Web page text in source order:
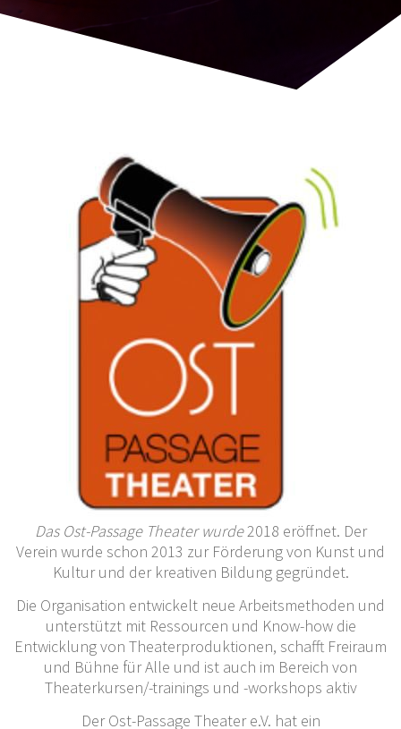
Das Ost-Passage Theater wurde2018 eröffnet. Der
Verein wurde schon 2013 zur Förderung von Kunst und
Kultur und der kreativen Bildung gegründet.
Die Organisation entwickelt neue Arbeitsmethoden und
unterstützt mit Ressourcen und Know-how die
Entwicklung von Theaterproduktionen, schafft Freiraum
und Bühne für Alle und ist auch im Bereich von
Theaterkursen/-trainings und -workshops aktiv
Der Ost-Passage Theater e.V. hat ein